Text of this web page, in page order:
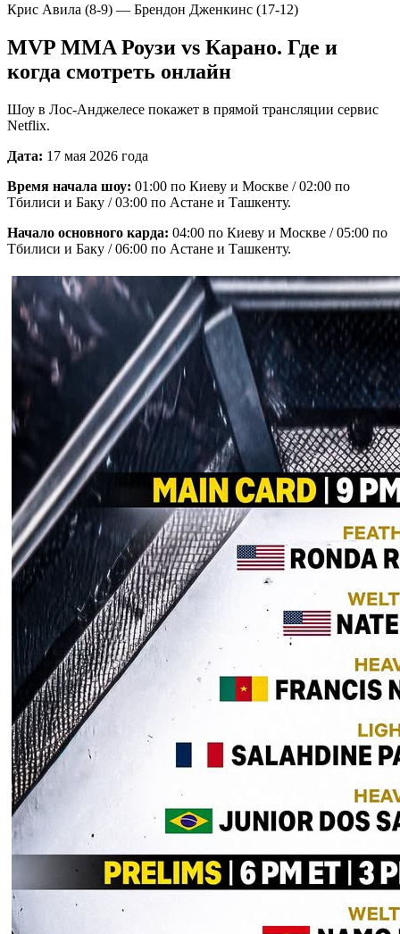
Крис Авила (8-9) — Брендон Дженкинс (17-12)
MVP MMA Роузи vs Карано. Где и
когда смотреть онлайн
Шоу в Лос-Анджелесе покажет в прямой трансляции сервис
Netflix.
Дата: 17 мая 2026 года
Время начала шоу: 01:00 по Киеву и Москве / 02:00 по
Тбилиси и Баку / 03:00 по Астане и Ташкенту.
Начало основного карда: 04:00 по Киеву и Москве / 05:00 по
Тбилиси и Баку / 06:00 по Астане и Ташкенту.